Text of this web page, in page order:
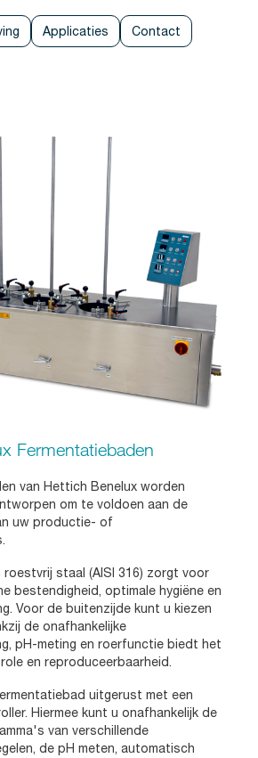
Applicaties Contact
Fermentatiebaden
van Hettich Benelux worden
om te voldoen aan de
uw productie- of
roestvrij staal (AISI 316) zorgt voor
bestendigheid, optimale hygiëne en
Voor de buitenzijde kunt u kiezen
de onafhankelijke
pH-meting en roerfunctie biedt het
en reproduceerbaarheid.
uitgerust met een
Hiermee kunt u onafhankelijk de
van verschillende
de pH meten, automatisch